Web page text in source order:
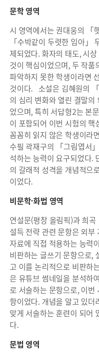
문학 영역
시 영역에서는 권대웅의 「
「수박같이 두렷한 임아」
제되었다. 화자의 태도, 시
것이 핵심이었으며, 두 작
파악하지 못한 학생이라면
것이다. 소설은 김혜원의
의 심리 변화와 열린 결말
었으며, 특히 서답형2는 본
이 포함되어 이번 시험의
꼼꼼히 읽지 않은 학생이라
수필 곽재구의 「그림엽서
석하는 능력이 요구되었다.
의 갈래적 성격을 개념적으
이었다.
비문학·화법 영역
연설문(평창 올림픽)과 희
설득 전략 관련 문항은 외부
자료에 직접 적용하는 능력
비판하는 글쓰기 문항으로,
고 이를 논리적으로 비판하
은 유튜브 썸네일을 분석하
로 서술하는 문항으로, 이번
항이었다. 개념을 알고 있
맞게 서술하는 훈련이 되어
다.
문법 영역